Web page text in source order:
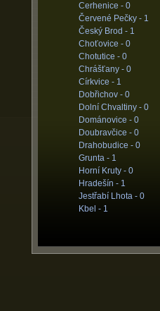
Cerhenice - 0
Červené Pečky - 1
Český Brod - 1
Choťovice - 0
Chotutice - 0
Chrášťany - 0
Církvice - 1
Dobřichov - 0
Dolní Chvaltiny - 0
Dománovice - 0
Doubravčice - 0
Drahobudice - 0
Grunta - 1
Horní Kruty - 0
Hradešín - 1
Jestřabí Lhota - 0
Kbel - 1